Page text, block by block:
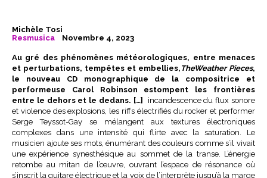
Michèle Tosi
Resmusica Novembre 4, 2023
Au gré des phénomènes météorologiques, entre menaces
et perturbations, tempêtes et embellies, TheWeather Pieces,
le nouveau CD monographique de la compositrice et
performeuse Carol Robinson estompent les frontières
entre le dehors et le dedans. […] incandescence du flux sonore
et violence des explosions, les riffs électrifiés du rocker et performer
Serge Teyssot-Gay se mélangent aux textures électroniques
complexes dans une intensité qui flirte avec la saturation. Le
musicien ajoute ses mots, énumérant des couleurs comme s’il vivait
une expérience synesthésique au sommet de la transe. L’énergie
retombe au mitan de l’œuvre, ouvrant l’espace de résonance où
s’inscrit la guitare électrique et la voix de l’interprète jusqu’à la marge